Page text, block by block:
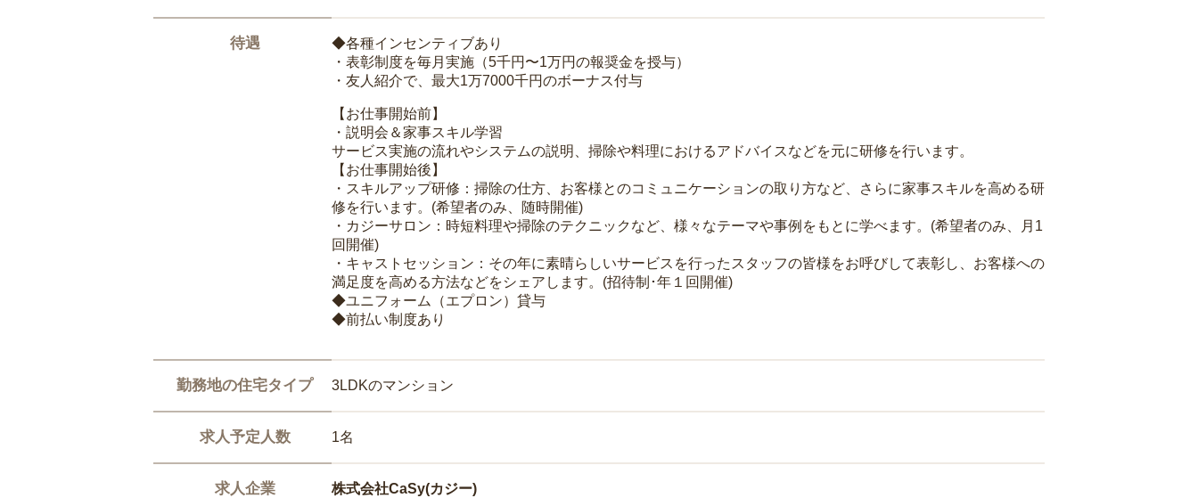
待遇
◆各種インセンティブあり
・表彰制度を毎月実施（5千円〜1万円の報奨金を授与）
・友人紹介で、最大1万7000千円のボーナス付与
【お仕事開始前】
・説明会＆家事スキル学習
サービス実施の流れやシステムの説明、掃除や料理におけるアドバイスなどを元に研修を行います。
【お仕事開始後】
・スキルアップ研修：掃除の仕方、お客様とのコミュニケーションの取り方など、さらに家事スキルを高める研
修を行います。(希望者のみ、随時開催)
・カジーサロン：時短料理や掃除のテクニックなど、様々なテーマや事例をもとに学べます。(希望者のみ、月1
回開催)
・キャストセッション：その年に素晴らしいサービスを行ったスタッフの皆様をお呼びして表彰し、お客様への
満足度を高める方法などをシェアします。(招待制･年１回開催)
◆ユニフォーム（エプロン）貸与
◆前払い制度あり
勤務地の住宅タイプ 3LDKのマンション
求人予定人数 1名
求人企業
株式会社CaSy(カジー)